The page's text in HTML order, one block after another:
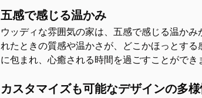
五感で感じる温かみ
ウッディな雰囲気の家は、五感で感じる温か
れたときの質感や温かさが、どこかほっとす
に包まれ、心癒される時間を過ごすことができ
カスタマイズも可能なデザインの多